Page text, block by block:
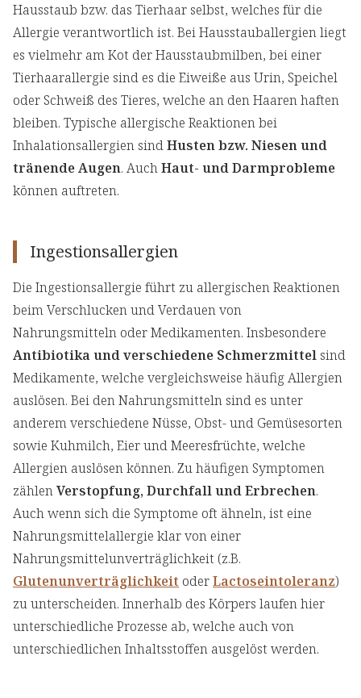
Hausstaub bzw. das Tierhaar selbst, welches für die
Allergie verantwortlich ist. Bei Hausstauballergien liegt
es vielmehr am Kot der Hausstaubmilben, bei einer
Tierhaarallergie sind es die Eiweiße aus Urin, Speichel
oder Schweiß des Tieres, welche an den Haaren haften
bleiben. Typische allergische Reaktionen bei
Inhalationsallergien sindHusten bzw. Niesen und
tränende Augen. AuchHaut- und Darmprobleme
können auftreten.
Ingestionsallergien
Die Ingestionsallergie führt zu allergischen Reaktionen
beim Verschlucken und Verdauen von
Nahrungsmitteln oder Medikamenten. Insbesondere
Antibiotika und verschiedene Schmerzmittel sind
Medikamente, welche vergleichsweise häufig Allergien
auslösen. Bei den Nahrungsmitteln sind es unter
anderem verschiedene Nüsse, Obst- und Gemüsesorten
sowie Kuhmilch, Eier und Meeresfrüchte, welche
Allergien auslösen können. Zu häufigen Symptomen
zählenVerstopfung, Durchfall und Erbrechen.
Auch wenn sich die Symptome oft ähneln, ist eine
Nahrungsmittelallergie klar von einer
Nahrungsmittelunverträglichkeit (z.B.
Glutenunverträglichkeit oderLactoseintoleranz)
zu unterscheiden. Innerhalb des Körpers laufen hier
unterschiedliche Prozesse ab, welche auch von
unterschiedlichen Inhaltsstoffen ausgelöst werden.